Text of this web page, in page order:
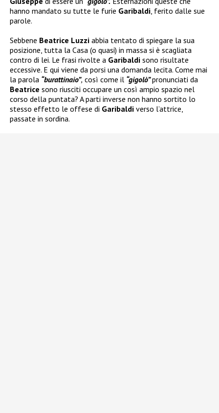
hanno mandato su tutte le furie Garibaldi, ferito dalle sue
parole.
Sebbene Beatrice Luzzi abbia tentato di spiegare la sua
posizione, tutta la Casa (o quasi) in massa si è scagliata
contro di lei. Le frasi rivolte a Garibaldi sono risultate
eccessive. E qui viene da porsi una domanda lecita. Come mai
la parola “burattinaio”, così come il “gigolò”pronunciati da
Beatrice sono riusciti occupare un così ampio spazio nel
corso della puntata? A parti inverse non hanno sortito lo
stesso effetto le offese di Garibaldi verso l’attrice,
passate in sordina.